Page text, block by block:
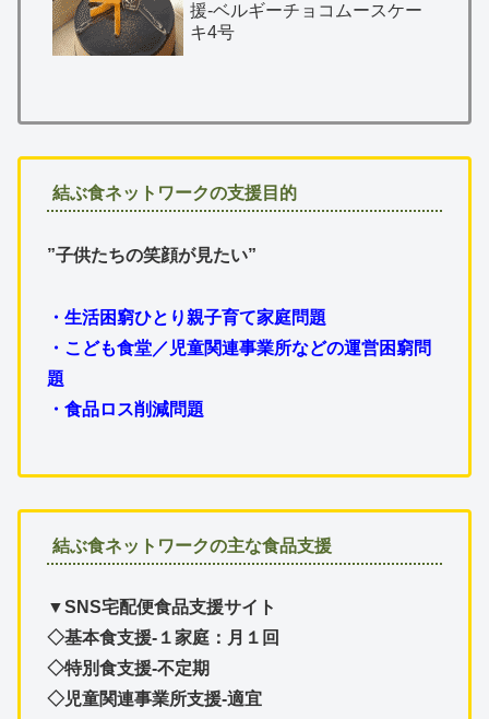
援-ベルギーチョコムースケー
キ4号
結ぶ食ネットワークの支援目的
”子供たちの笑顔が見たい”
・生活困窮ひとり親子育て家庭問題
・こども食堂／児童関連事業所などの運営困窮問
題
・食品ロス削減問題
結ぶ食ネットワークの主な食品支援
▼SNS宅配便食品支援サイト
◇基本食支援-１家庭：月１回
◇特別食支援-不定期
◇児童関連事業所支援-適宜